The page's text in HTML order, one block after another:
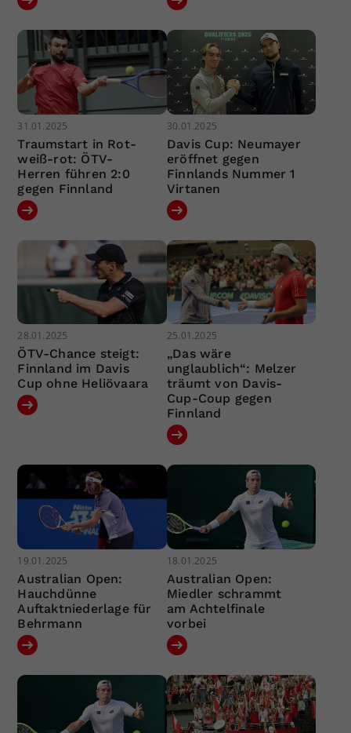
31.01.2025
Traumstart in Rot-
weiß-rot: ÖTV-
Herren führen 2:0
gegen Finnland
30.01.2025
Davis Cup: Neumayer
eröffnet gegen
Finnlands Nummer 1
Virtanen
28.01.2025
ÖTV-Chance steigt:
Finnland im Davis
Cup ohne Heliövaara
25.01.2025
„Das wäre
unglaublich“: Melzer
träumt von Davis-
Cup-Coup gegen
Finnland
19.01.2025
Australian Open:
Hauchdünne
Auftaktniederlage für
Behrmann
18.01.2025
Australian Open:
Miedler schrammt
am Achtelfinale
vorbei